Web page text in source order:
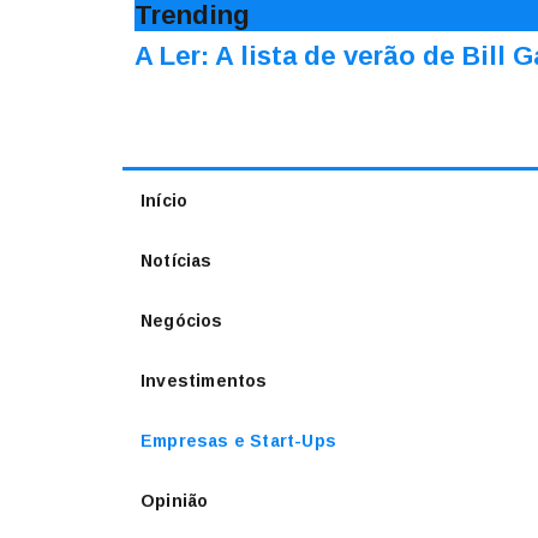
Trending
A Ler: A lista de verão de Bill
Início
Notícias
Negócios
Investimentos
Empresas e Start-Ups
Opinião